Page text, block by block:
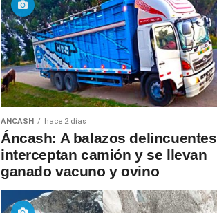
ANCASH hace 2 días
Áncash: A balazos delincuentes
interceptan camión y se llevan
ganado vacuno y ovino